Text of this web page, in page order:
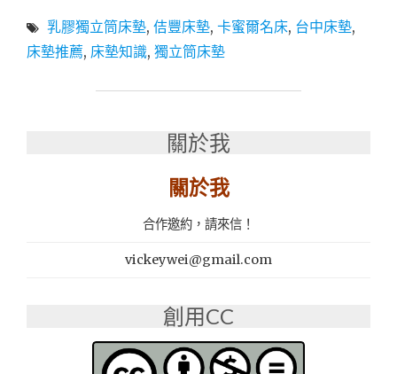
墊"
台
專
家，
乳膠獨立筒床墊, 佶豐床墊, 卡蜜爾名床, 台中床墊,
床墊推薦, 床墊知識, 獨立筒床墊
關於我
關於我
合作邀約，請來信！
vickeywei@gmail.com
創用CC